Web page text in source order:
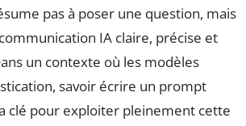
pas à poser une question, mais
IA claire, précise et
un contexte où les modèles
savoir écrire un prompt
clé pour exploiter pleinement cette